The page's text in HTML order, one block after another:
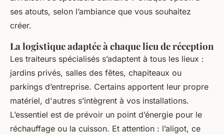
ses atouts, selon l’ambiance que vous souhaitez
créer.
La logistique adaptée à chaque lieu de réception
Les traiteurs spécialisés s’adaptent à tous les lieux :
jardins privés, salles des fêtes, chapiteaux ou
parkings d’entreprise. Certains apportent leur propre
matériel, d'autres s’intègrent à vos installations.
L’essentiel est de prévoir un point d’énergie pour le
réchauffage ou la cuisson. Et attention : l’aligot, ce